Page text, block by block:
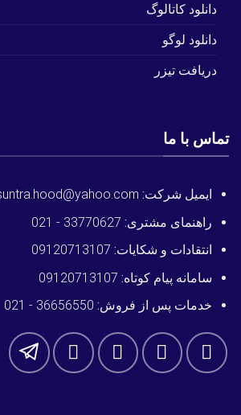
دانلود کاتالوگ
دانلود لوگو
دریافت تیزر
تماس با ما
ایمیل شرکت:suntra.hood@yahoo.com
راهنمای مشتری:33770627 - 021
انتقادات و شکایات:09120713107
سامانه پیام کوتاه:09120713107
خدمات پس از فروش:36656550 - 021